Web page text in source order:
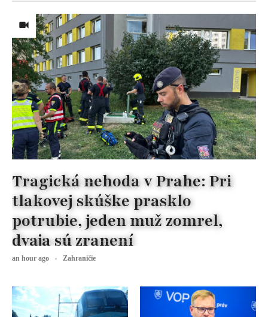
Tragická nehoda v Prahe: Pri
tlakovej skúške prasklo
potrubie, jeden muž zomrel,
dvaja sú zranení
an hour ago Zahraničie